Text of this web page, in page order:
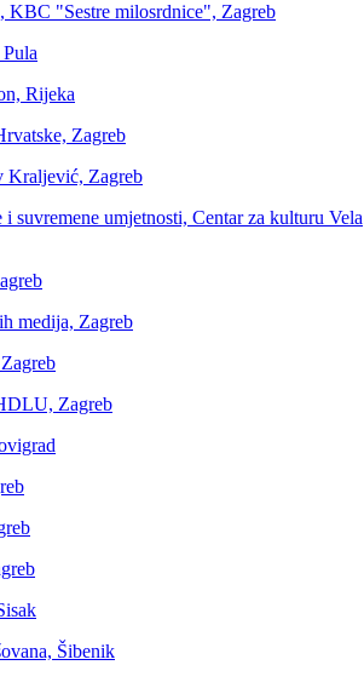
KBC "Sestre milosrdnice", Zagreb
Rijeka
Zagreb
Kraljević, Zagreb
i suvremene umjetnosti, Centar za kulturu Vela
medija, Zagreb
Zagreb
Šibenik